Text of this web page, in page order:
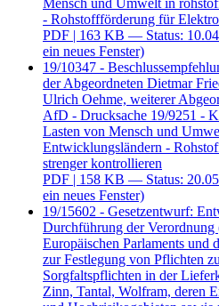
Mensch und Umwelt in
- Rohstoffförderung für
PDF | 163 KB — Status:
ein neues Fenster)
19/10347 -
der Abgeordneten Dietmar
Ulrich Oehme, weiterer
AfD - Drucksache 19/9251 -
Lasten von Mensch und
Entwicklungsländern -
strenger kontrollieren
PDF | 158 KB — Status:
ein neues Fenster)
19/15602 - Gesetzentwurf:
Durchführung der Verordnung
Europäischen Parlaments und
zur Festlegung von Pflichten
Sorgfaltspflichten in der
Zinn, Tantal, Wolfram, deren